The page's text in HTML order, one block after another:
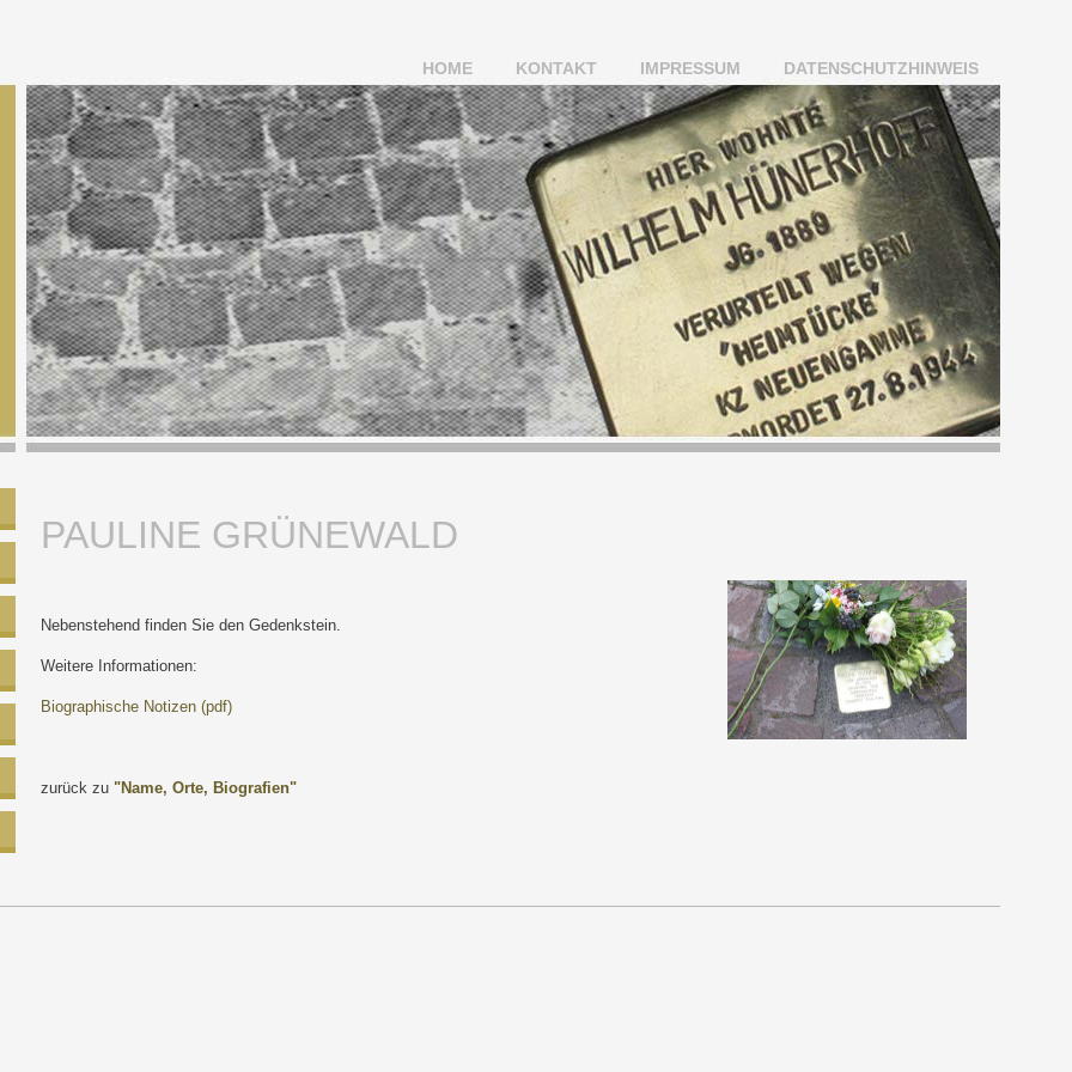
HOME KONTAKT IMPRESSUM DATENSCHUTZHINWEIS
PAULINE GRÜNEWALD
Nebenstehend finden Sie den Gedenkstein.
Weitere Informationen:
Biographische Notizen (pdf)
zurück zu "Name, Orte, Biografien"